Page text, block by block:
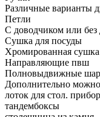
Различные варианты
Петли
С доводчиком или
Сушка для посуды
Хромированная
Направляющие пвш
Полновыдвижные
Дополнительно
лоток для стол.
тандембоксы